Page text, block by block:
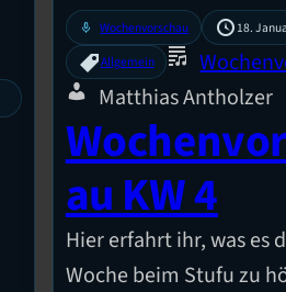
mic Wochenvorschau
18.
Allgemein
Matthias Antholzer
au KW 4
Hier erfahrt ihr, was es
Woche beim Stufu zu